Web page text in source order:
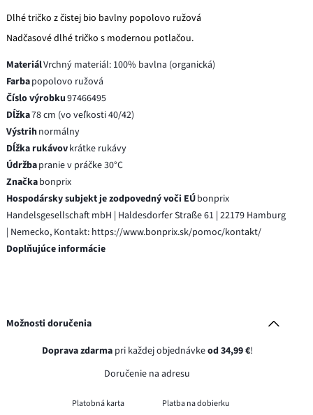
Dlhé tričko z čistej bio bavlny popolovo ružová
Nadčasové dlhé tričko s modernou potlačou.
MateriálVrchný materiál: 100% bavlna (organická)
Farbapopolovo ružová
Číslo výrobku97466495
Dĺžka78 cm (vo veľkosti 40/42)
Výstrihnormálny
Dĺžka rukávovkrátke rukávy
Údržbapranie v práčke 30°C
Značkabonprix
Hospodársky subjekt je zodpovedný voči EÚbonprix
Handelsgesellschaft mbH | Haldesdorfer Straße 61 | 22179 Hamburg
| Nemecko, Kontakt: https://www.bonprix.sk/pomoc/kontakt/
Doplňujúce informácie
Možnosti doručenia
Doprava zdarmapri každej objednávkeod 34,99 €!
Doručenie na adresu
Platobná karta Platba na dobierku